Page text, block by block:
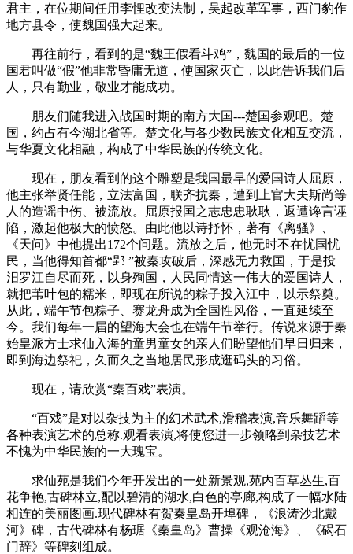
君主，在位期间任用李悝改变法制，吴起改革军事，西门豹作
地方县令，使魏国强大起来。
再往前行，看到的是“魏王假看斗鸡”，魏国的最后的一位
国君叫做“假”他非常昏庸无道，使国家灭亡，以此告诉我们后
人，只有勤业，敬业才能成功。
朋友们随我进入战国时期的南方大国---楚国参观吧。楚
国，约占有今湖北省等。楚文化与各少数民族文化相互交流，
与华夏文化相融，构成了中华民族的传统文化。
现在，朋友看到的这个雕塑是我国最早的爱国诗人屈原，
他主张举贤任能，立法富国，联齐抗秦，遭到上官大夫斯尚等
人的造谣中伤、被流放。屈原报国之志忠忠耿耿，返遭谗言诬
陷，激起他极大的愤怒。由此他以诗抒怀，著有《离骚》、
《天问》中他提出172个问题。流放之后，他无时不在忧国忧
民，当他得知首都“郢 ”被秦攻破后，深感无力救国，于是投
汨罗江自尽而死，以身殉国，人民同情这一伟大的爱国诗人，
就把苇叶包的糯米，即现在所说的粽子投入江中，以示祭奠。
从此，端午节包粽子、赛龙舟成为全国性风俗，一直延续至
今。我们每年一届的望海大会也在端午节举行。传说来源于秦
始皇派方士求仙入海的童男童女的亲人们盼望他们早日归来，
即到海边祭祀，久而久之当地居民形成逛码头的习俗。
现在，请欣赏“秦百戏”表演。
“百戏”是对以杂技为主的幻术武术,滑稽表演,音乐舞蹈等
各种表演艺术的总称.观看表演,将使您进一步领略到杂技艺术
不愧为中华民族的一大瑰宝。
求仙苑是我们今年开发出的一处新景观,苑内百草丛生,百
花争艳,古碑林立,配以碧清的湖水,白色的亭廊,构成了一幅水陆
相连的美丽图画.现代碑林有贺秦皇岛开埠碑，《浪涛沙北戴
河》碑，古代碑林有杨琚《秦皇岛》曹操《观沧海》、《碣石
门辞》等碑刻组成。